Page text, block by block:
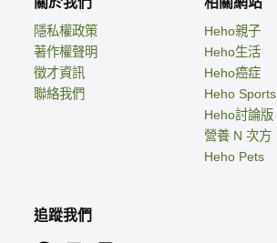
隱私權政策
著作權聲明
徵才資訊
聯絡我們
Heho親子
Heho生活
Heho癌症
Heho Sports
Heho討論版
營養 N 次方
Heho Pets
追蹤我們